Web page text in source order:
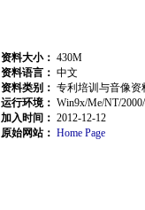
资料大小： 430M
资料语言： 中文
资料类别： 专利培训与音像资
运行环境： Win9x/Me/NT/
加入时间： 2012-12-12
原始网站： Home Page